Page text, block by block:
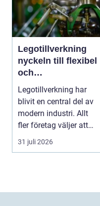
Legotillverkning
nyckeln till flexibel
och
kostnadseffektiv
produktion
Legotillverkning har
blivit en central del av
modern industri. Allt
fler företag väljer att
lägga ut...
31 juli 2026